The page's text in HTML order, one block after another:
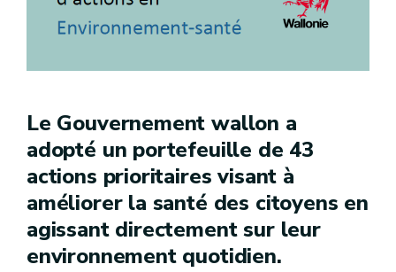
Le Gouvernement wallon a
adopté un portefeuille de 43
actions prioritaires visant à
améliorer la santé des citoyens en
agissant directement sur leur
environnement quotidien.